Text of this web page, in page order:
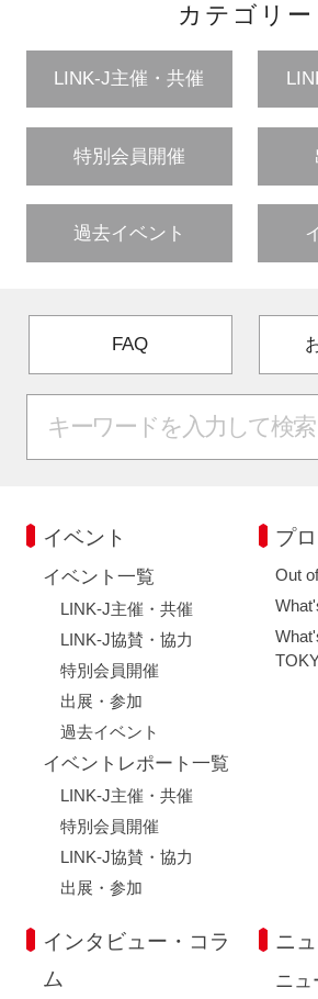
カテゴリー
LINK-J主催・共催
特別会員開催
過去イベント
FAQ
イベント
イベント一覧
LINK-J主催・共催
LINK-J協賛・協力
特別会員開催
出展・参加
過去イベント
イベントレポート一覧
LINK-J主催・共催
特別会員開催
LINK-J協賛・協力
出展・参加
プ
Out
インタビュー・コラ
ム
ニ
ニュ